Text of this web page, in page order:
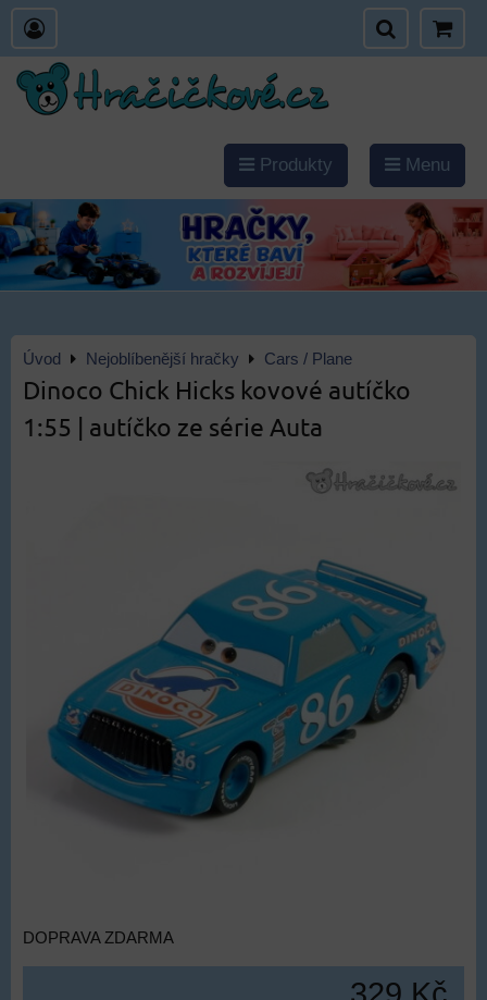
Produkty Menu
Úvod Nejoblíbenější hračky Cars / Plane
Dinoco Chick Hicks kovové autíčko
1:55 | autíčko ze série Auta
DOPRAVA ZDARMA